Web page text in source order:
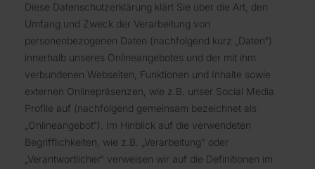
Diese Datenschutzerklärung klärt Sie über die Art, den
Umfang und Zweck der Verarbeitung von
personenbezogenen Daten (nachfolgend kurz „Daten“)
innerhalb unseres Onlineangebotes und der mit ihm
verbundenen Webseiten, Funktionen und Inhalte sowie
externen Onlinepräsenzen, wie z.B. unser Social Media
Profile auf (nachfolgend gemeinsam bezeichnet als
„Onlineangebot“). Im Hinblick auf die verwendeten
Begrifflichkeiten, wie z.B. „Verarbeitung“ oder
„Verantwortlicher“ verweisen wir auf die Definitionen im